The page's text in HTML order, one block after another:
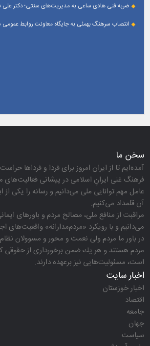
ضربه فنی هادی ساعی به مدیریت‌های سنتی؛ دکتر علی
انتصاب سرهنگ بهمئی به جایگاه معاونت روابط عمومی
سخن ما
آمده‌ایم تا از ایران امروز برای فردا و فرداها
فرهنگ غنی ایرانِ اسلامی در پیشانی فعالیت‌های ما
عامل مهم توانایی ملی می‌دانیم و رسانه را یكی
آن قلمداد می‌كنیم.
مراقبت از منافع ملی، مصالح مردم و باورهای
می‌دانیم و با رویكرد «مردم‌مدارانه‌» واقعیت‌های
در باور ما مردم ولی نعمت و محور و مسوولان
مردم هستند و هر یك ضمن برخورداری از حقوقی
است، مسئولیت‌هایی نیز برعهده دارند.
اخبار سایت
اخبار خوزستان
اقتصاد
جامعه
جهان
سیاست